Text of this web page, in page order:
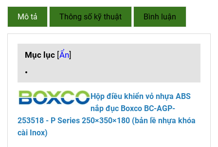
Mô tả Thông số kỹ thuật Bình luận
Mục lục [Ẩn]
Hộp điều khiển vỏ nhựa ABS
nắp đục Boxco BC-AGP-
253518 - P Series 250×350×180 (bản lề nhựa khóa
cài Inox)